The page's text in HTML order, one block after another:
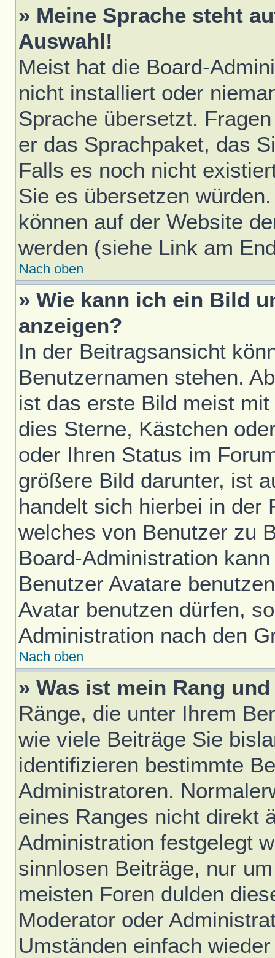
» Meine Sprache steht
Auswahl!
Meist hat die Board-
nicht installiert oder
Sprache übersetzt.
er das Sprachpaket, das
Falls es noch nicht
Sie es übersetzen
können auf der Website
werden (siehe Link am
Nach oben
» Wie kann ich ein Bild
anzeigen?
In der Beitragsansicht
Benutzernamen stehen.
ist das erste Bild meist
dies Sterne, Kästchen
oder Ihren Status im
größere Bild darunter, ist
handelt sich hierbei in der
welches von Benutzer zu
Board-Administration
Benutzer Avatare
Avatar benutzen dürfen,
Administration nach den
Nach oben
» Was ist mein Rang
Ränge, die unter Ihrem
wie viele Beiträge Sie
identifizieren bestimmte
Administratoren.
eines Ranges nicht direkt
Administration festgelegt
sinnlosen Beiträge, nur
meisten Foren dulden
Moderator oder
Umständen einfach